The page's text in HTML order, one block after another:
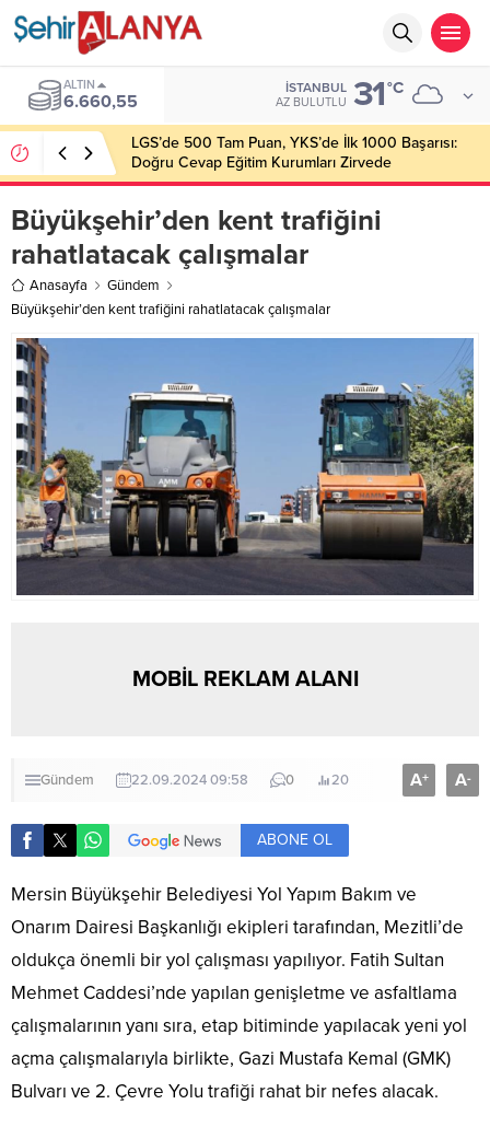
ALTIN
6.660,55
İSTANBUL
AZ BULUTLU 31°C
LGS’de 500 Tam Puan, YKS’de İlk 1000 Başarısı:
Doğru Cevap Eğitim Kurumları Zirvede
Büyükşehir’den kent trafiğini
rahatlatacak çalışmalar
Anasayfa
Gündem
Büyükşehir’den kent trafiğini rahatlatacak çalışmalar
MOBİL REKLAM ALANI
Gündem 22.09.2024 09:58 0 20 A+ A-
ABONE OL
Mersin Büyükşehir Belediyesi Yol Yapım Bakım ve
Onarım Dairesi Başkanlığı ekipleri tarafından, Mezitli’de
oldukça önemli bir yol çalışması yapılıyor. Fatih Sultan
Mehmet Caddesi’nde yapılan genişletme ve asfaltlama
çalışmalarının yanı sıra, etap bitiminde yapılacak yeni yol
açma çalışmalarıyla birlikte, Gazi Mustafa Kemal (GMK)
Bulvarı ve 2. Çevre Yolu trafiği rahat bir nefes alacak.